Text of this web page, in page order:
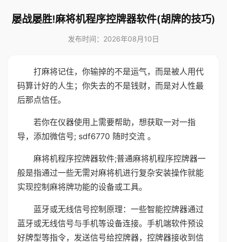
屡战屡胜!麻将机程序控牌器软件(胡牌的技巧)
发布时间：2026年08月10日
打麻将记住，你输掉的不是运气，而是被人用代
码算计好的人生；你失去的不是钱财，而是对人性最
后那点信任。
若你在仪器使用上需要帮助，想获取一对一指
导，添加微信号; sdf6770 随时交流 。
麻将机程序控牌器软件;普通麻将机程序控牌器一
般是指通过一些无需对麻将机进行复杂安装操作就能
实现控制麻将牌功能的设备或工具。
蓝牙或无线信号控制原理：一些智能控牌器通过
蓝牙或无线信号与手机等设备连接。手机端软件预设
好牌型等指令，发送信号给控牌器，控牌器接收到信